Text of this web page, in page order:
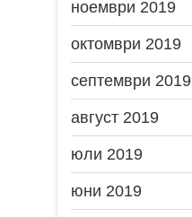
ноември 2019
октомври 2019
септември 2019
август 2019
юли 2019
юни 2019